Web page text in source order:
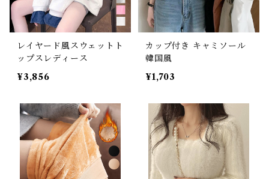
レイヤード風スウェットト
ップスレディース
¥3,856
カップ付き キャミソール
韓国風
¥1,703